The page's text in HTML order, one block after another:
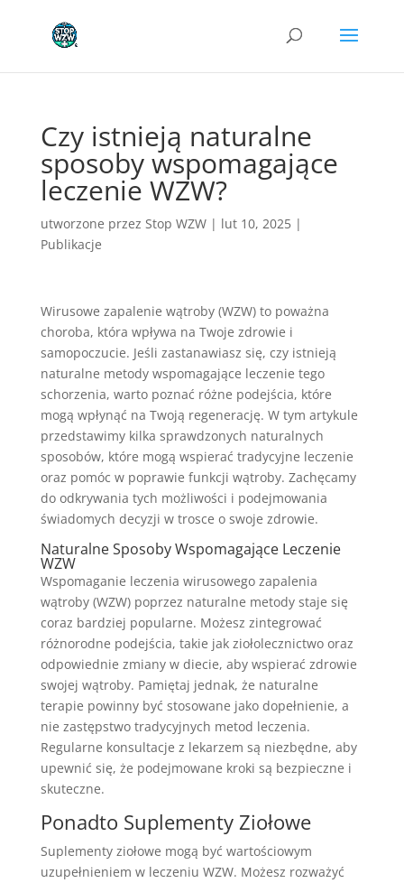
Czy istnieją naturalne
sposoby wspomagające
leczenie WZW?
utworzone przez Stop WZW| lut 10, 2025|
Publikacje
Wirusowe zapalenie wątroby (WZW) to poważna
choroba, która wpływa na Twoje zdrowie i
samopoczucie. Jeśli zastanawiasz się, czy istnieją
naturalne metody wspomagające leczenie tego
schorzenia, warto poznać różne podejścia, które
mogą wpłynąć na Twoją regenerację. W tym artykule
przedstawimy kilka sprawdzonych naturalnych
sposobów, które mogą wspierać tradycyjne leczenie
oraz pomóc w poprawie funkcji wątroby. Zachęcamy
do odkrywania tych możliwości i podejmowania
świadomych decyzji w trosce o swoje zdrowie.
Naturalne Sposoby Wspomagające Leczenie
WZW
Wspomaganie leczenia wirusowego zapalenia
wątroby (WZW) poprzez naturalne metody staje się
coraz bardziej popularne. Możesz zintegrować
różnorodne podejścia, takie jak ziołolecznictwo oraz
odpowiednie zmiany w diecie, aby wspierać zdrowie
swojej wątroby. Pamiętaj jednak, że naturalne
terapie powinny być stosowane jako dopełnienie, a
nie zastępstwo tradycyjnych metod leczenia.
Regularne konsultacje z lekarzem są niezbędne, aby
upewnić się, że podejmowane kroki są bezpieczne i
skuteczne.
Ponadto Suplementy Ziołowe
Suplementy ziołowe mogą być wartościowym
uzupełnieniem w leczeniu WZW. Możesz rozważyć